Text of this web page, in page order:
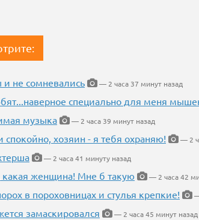
не сомневались
— 2 часа 37 минут назад
специально для меня
музыка
— 2 часа 39 минут назад
спокойно, хозяин - я тебя охраняю!
— 2
— 2 часа 41 минуту назад
какая женщина! Мне б такую
— 2 часа 42
в пороховницах и стулья крепкие!
замаскировался
— 2 часа 45 минут назад